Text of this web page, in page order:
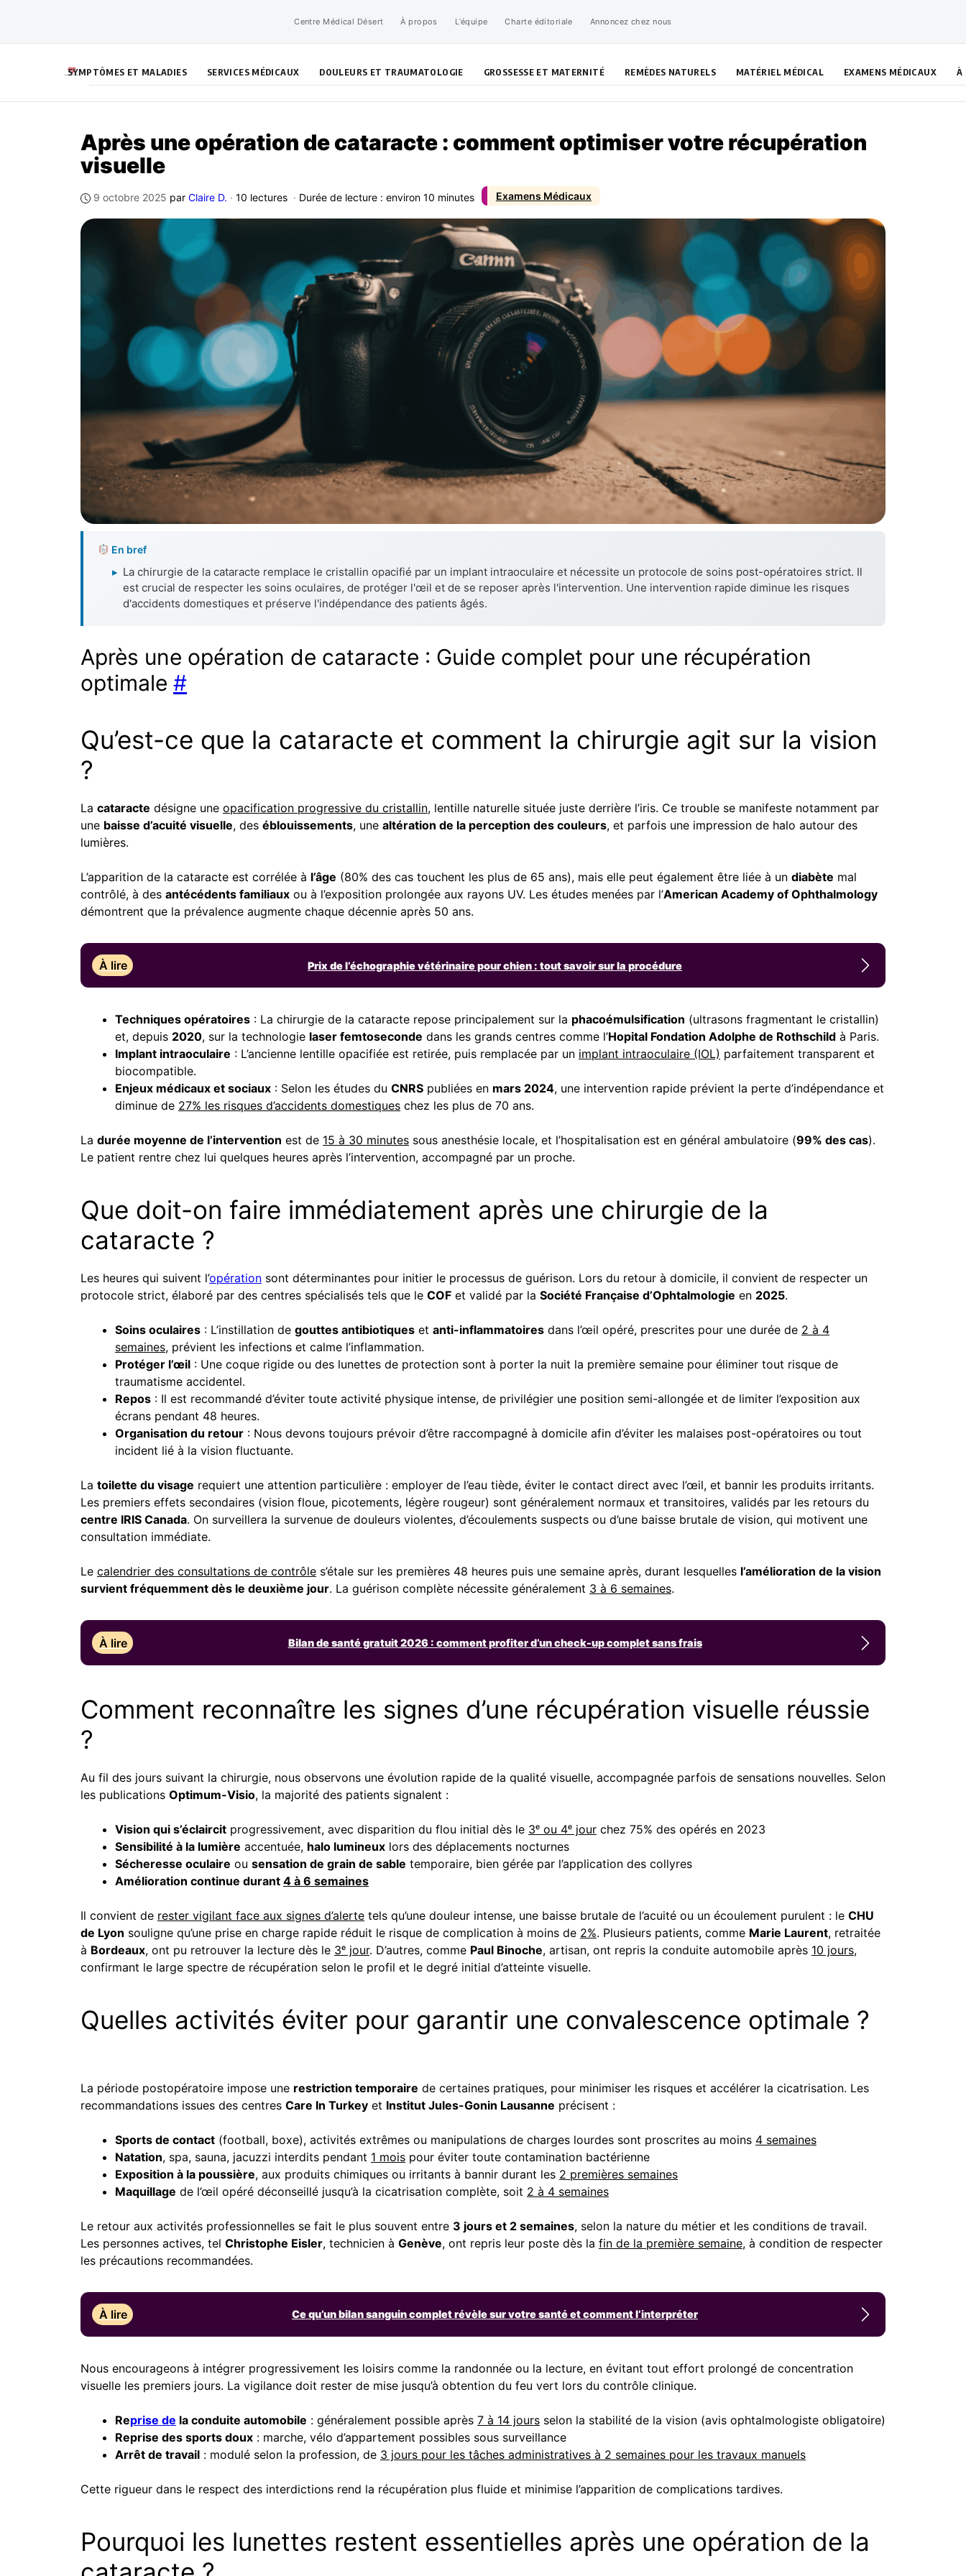
contenu
Centre Médical Désert À propos L’équipe Charte éditoriale Annoncez chez nous
SYMPTÔMES ET MALADIES SERVICES MÉDICAUX DOULEURS ET TRAUMATOLOGIE GROSSESSE ET MATERNITÉ REMÈDES NATURELS MATÉRIEL MÉDICAL EXAMENS MÉDICAUX À
Examens Médicaux
Après une opération de cataracte : comment optimiser votre récupération
visuelle
9 octobre 2025 par Claire D. · 10 lectures · Durée de lecture : environ 10 minutes
En bref
▸ La chirurgie de la cataracte remplace le cristallin opacifié par un implant intraoculaire et nécessite un protocole de soins post-opératoires strict. Il
est crucial de respecter les soins oculaires, de protéger l'œil et de se reposer après l'intervention. Une intervention rapide diminue les risques
d'accidents domestiques et préserve l'indépendance des patients âgés.
Après une opération de cataracte : Guide complet pour une récupération
optimale #
Qu’est-ce que la cataracte et comment la chirurgie agit sur la vision
?
La cataracte désigne une opacification progressive du cristallin, lentille naturelle située juste derrière l’iris. Ce trouble se manifeste notamment par
une baisse d’acuité visuelle, des éblouissements, une altération de la perception des couleurs, et parfois une impression de halo autour des
lumières.
L’apparition de la cataracte est corrélée à l’âge (80% des cas touchent les plus de 65 ans), mais elle peut également être liée à un diabète mal
contrôlé, à des antécédents familiaux ou à l’exposition prolongée aux rayons UV. Les études menées par l’American Academy of Ophthalmology
démontrent que la prévalence augmente chaque décennie après 50 ans.
À lire Prix de l’échographie vétérinaire pour chien : tout savoir sur la procédure
Techniques opératoires : La chirurgie de la cataracte repose principalement sur la phacoémulsification (ultrasons fragmentant le cristallin)
et, depuis 2020, sur la technologie laser femtoseconde dans les grands centres comme l’Hopital Fondation Adolphe de Rothschild à Paris.
Implant intraoculaire : L’ancienne lentille opacifiée est retirée, puis remplacée par un implant intraoculaire (IOL) parfaitement transparent et
biocompatible.
Enjeux médicaux et sociaux : Selon les études du CNRS publiées en mars 2024, une intervention rapide prévient la perte d’indépendance et
diminue de 27% les risques d’accidents domestiques chez les plus de 70 ans.
La durée moyenne de l’intervention est de 15 à 30 minutes sous anesthésie locale, et l’hospitalisation est en général ambulatoire (99% des cas).
Le patient rentre chez lui quelques heures après l’intervention, accompagné par un proche.
Que doit-on faire immédiatement après une chirurgie de la
cataracte ?
Les heures qui suivent l’opération sont déterminantes pour initier le processus de guérison. Lors du retour à domicile, il convient de respecter un
protocole strict, élaboré par des centres spécialisés tels que le COF et validé par la Société Française d’Ophtalmologie en 2025.
Soins oculaires : L’instillation de gouttes antibiotiques et anti-inflammatoires dans l’œil opéré, prescrites pour une durée de 2 à 4
semaines, prévient les infections et calme l’inflammation.
Protéger l’œil : Une coque rigide ou des lunettes de protection sont à porter la nuit la première semaine pour éliminer tout risque de
traumatisme accidentel.
Repos : Il est recommandé d’éviter toute activité physique intense, de privilégier une position semi-allongée et de limiter l’exposition aux
écrans pendant 48 heures.
Organisation du retour : Nous devons toujours prévoir d’être raccompagné à domicile afin d’éviter les malaises post-opératoires ou tout
incident lié à la vision fluctuante.
La toilette du visage requiert une attention particulière : employer de l’eau tiède, éviter le contact direct avec l’œil, et bannir les produits irritants.
Les premiers effets secondaires (vision floue, picotements, légère rougeur) sont généralement normaux et transitoires, validés par les retours du
centre IRIS Canada. On surveillera la survenue de douleurs violentes, d’écoulements suspects ou d’une baisse brutale de vision, qui motivent une
consultation immédiate.
Le calendrier des consultations de contrôle s’étale sur les premières 48 heures puis une semaine après, durant lesquelles l’amélioration de la vision
survient fréquemment dès le deuxième jour. La guérison complète nécessite généralement 3 à 6 semaines.
À lire Bilan de santé gratuit 2026 : comment profiter d’un check-up complet sans frais
Comment reconnaître les signes d’une récupération visuelle réussie
?
Au fil des jours suivant la chirurgie, nous observons une évolution rapide de la qualité visuelle, accompagnée parfois de sensations nouvelles. Selon
les publications Optimum-Visio, la majorité des patients signalent :
Vision qui s’éclaircit progressivement, avec disparition du flou initial dès le 3ᵉ ou 4ᵉ jour chez 75% des opérés en 2023
Sensibilité à la lumière accentuée, halo lumineux lors des déplacements nocturnes
Sécheresse oculaire ou sensation de grain de sable temporaire, bien gérée par l’application des collyres
Amélioration continue durant 4 à 6 semaines
Il convient de rester vigilant face aux signes d’alerte tels qu’une douleur intense, une baisse brutale de l’acuité ou un écoulement purulent : le CHU
de Lyon souligne qu’une prise en charge rapide réduit le risque de complication à moins de 2%. Plusieurs patients, comme Marie Laurent, retraitée
à Bordeaux, ont pu retrouver la lecture dès le 3ᵉ jour. D’autres, comme Paul Binoche, artisan, ont repris la conduite automobile après 10 jours,
confirmant le large spectre de récupération selon le profil et le degré initial d’atteinte visuelle.
Quelles activités éviter pour garantir une convalescence optimale ?
La période postopératoire impose une restriction temporaire de certaines pratiques, pour minimiser les risques et accélérer la cicatrisation. Les
recommandations issues des centres Care In Turkey et Institut Jules-Gonin Lausanne précisent :
Sports de contact (football, boxe), activités extrêmes ou manipulations de charges lourdes sont proscrites au moins 4 semaines
Natation, spa, sauna, jacuzzi interdits pendant 1 mois pour éviter toute contamination bactérienne
Exposition à la poussière, aux produits chimiques ou irritants à bannir durant les 2 premières semaines
Maquillage de l’œil opéré déconseillé jusqu’à la cicatrisation complète, soit 2 à 4 semaines
Le retour aux activités professionnelles se fait le plus souvent entre 3 jours et 2 semaines, selon la nature du métier et les conditions de travail.
Les personnes actives, tel Christophe Eisler, technicien à Genève, ont repris leur poste dès la fin de la première semaine, à condition de respecter
les précautions recommandées.
À lire Ce qu’un bilan sanguin complet révèle sur votre santé et comment l’interpréter
Nous encourageons à intégrer progressivement les loisirs comme la randonnée ou la lecture, en évitant tout effort prolongé de concentration
visuelle les premiers jours. La vigilance doit rester de mise jusqu’à obtention du feu vert lors du contrôle clinique.
Reprise de la conduite automobile : généralement possible après 7 à 14 jours selon la stabilité de la vision (avis ophtalmologiste obligatoire)
Reprise des sports doux : marche, vélo d’appartement possibles sous surveillance
Arrêt de travail : modulé selon la profession, de 3 jours pour les tâches administratives à 2 semaines pour les travaux manuels
Cette rigueur dans le respect des interdictions rend la récupération plus fluide et minimise l’apparition de complications tardives.
Pourquoi les lunettes restent essentielles après une opération de la